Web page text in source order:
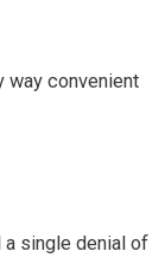
way convenient
a single denial of